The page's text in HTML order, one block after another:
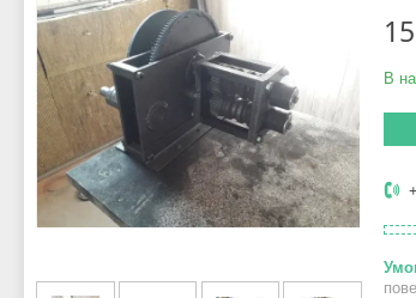
В